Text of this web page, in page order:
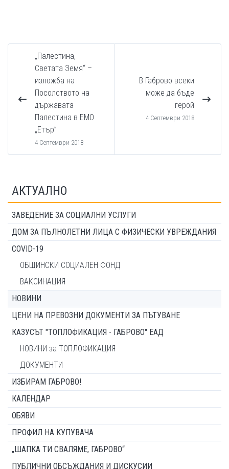
„Палестина,
Светата Земя“ –
изложба на
Посолството на
държавата
Палестина в ЕМО
„Етър”
4 Септември 2018
В Габрово всеки
може да бъде
герой
4 Септември 2018
АКТУАЛНО
ЗАВЕДЕНИЕ ЗА СОЦИАЛНИ УСЛУГИ
ДОМ ЗА ПЪЛНОЛЕТНИ ЛИЦА С ФИЗИЧЕСКИ УВРЕЖДАНИЯ
COVID-19
ОБЩИНСКИ СОЦИАЛЕН ФОНД
ВАКСИНАЦИЯ
НОВИНИ
ЦЕНИ НА ПРЕВОЗНИ ДОКУМЕНТИ ЗА ПЪТУВАНЕ
КАЗУСЪТ "ТОПЛОФИКАЦИЯ - ГАБРОВО" ЕАД
НОВИНИ за ТОПЛОФИКАЦИЯ
ДОКУМЕНТИ
ИЗБИРАМ ГАБРОВО!
КАЛЕНДАР
ОБЯВИ
ПРОФИЛ НА КУПУВАЧА
„ШАПКА ТИ СВАЛЯМЕ, ГАБРОВО“
ПУБЛИЧНИ ОБСЪЖДАНИЯ И ДИСКУСИИ